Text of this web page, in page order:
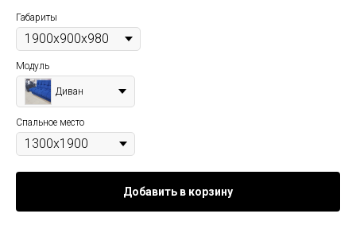
Габариты
Модуль
Диван
Спальное место
Добавить в корзину